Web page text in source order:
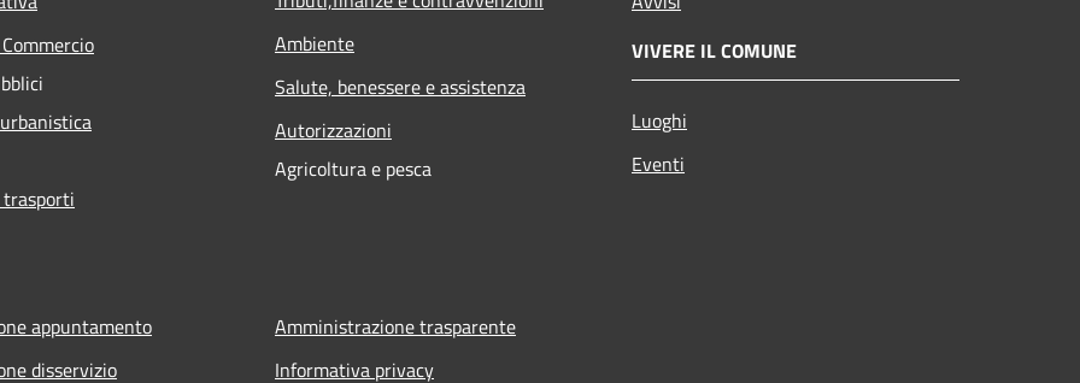
Ambiente
Salute, benessere e assistenza
Autorizzazioni
Agricoltura e pesca
VIVERE IL COMUNE
Luoghi
Eventi
appuntamento
disservizio
Amministrazione trasparente
Informativa privacy